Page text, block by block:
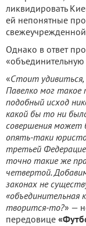
ликвидировать
ей непонятные
Однако в ответ
«Стоит удивиться,
Павелко мог
подобный исход
какой бы то ни
совершения
опять-таки
третьей
точно такие же
четвертой.
законах не
«объединительная
творится-то?» —
передовице